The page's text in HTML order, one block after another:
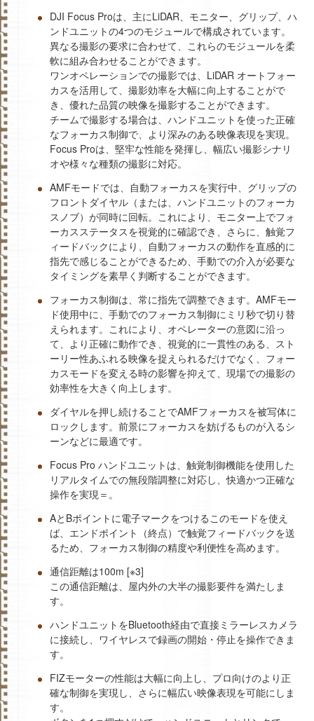
DJI Focus Proは、主にLiDAR、モニター、グリップ、ハ
ンドユニットの4つのモジュールで構成されています。
異なる撮影の要求に合わせて、これらのモジュールを柔
軟に組み合わせることができます。
ワンオペレーションでの撮影では、LiDAR オートフォー
カスを活用して、撮影効率を大幅に向上することがで
き、優れた品質の映像を撮影することができます。
チームで撮影する場合は、ハンドユニットを使った正確
なフォーカス制御で、より深みのある映像表現を実現。
Focus Proは、堅牢な性能を発揮し、幅広い撮影シナリ
オや様々な種類の撮影に対応。
AMFモードでは、自動フォーカスを実行中、グリップの
フロントダイヤル（または、ハンドユニットのフォーカ
スノブ）が同時に回転。これにより、モニター上でフォ
ーカスステータスを視覚的に確認でき、さらに、触覚フ
ィードバックにより、自動フォーカスの動作を直感的に
指先で感じることができるため、手動での介入が必要な
タイミングを素早く判断することができます。
フォーカス制御は、常に指先で調整できます。‌AMFモー
ド使用中に、手動でのフォーカス制御にミリ秒で切り替
えられます。これにより、オペレーターの意図に沿っ
て、より正確に動作でき、視覚的に一貫性のある、スト
ーリー性あふれる映像を捉えられるだけでなく、フォー
カスモードを変える時の影響を抑えて、現場での撮影の
効率性を大きく向上します。
ダイヤルを押し続けることでAMFフォーカスを被写体に
ロックします。前景にフォーカスを妨げるものが入るシ
ーンなどに最適です。
Focus Pro ハンドユニットは、触覚制御機能を使用した
リアルタイムでの無段階調整に対応し、快適かつ正確な
操作を実現＝。
AとBポイントに電子マークをつけるこのモードを使え
ば、エンドポイント（終点）で触覚フィードバックを送
るため、フォーカス制御の精度や利便性を高めます。
通信距離は100m [※3]
この通信距離は、屋内外の大半の撮影要件を満たしま
す。
ハンドユニットをBluetooth経由で直接ミラーレスカメラ
に接続し、ワイヤレスで録画の開始・停止を操作できま
す。
FIZモーターの性能は大幅に向上し、プロ向けのより正
確な制御を実現し、さらに幅広い映像表現を可能にしま
す。